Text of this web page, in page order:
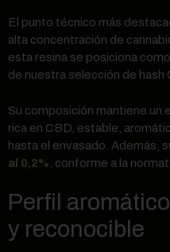
El punto técnico más
alta concentración de
esta resina se posiciona
de nuestra selección de hash
Su composición mantiene un
rica en CBD, estable,
hasta el envasado. Además,
al 0,2% , conforme a la
Perfil
y reconocible